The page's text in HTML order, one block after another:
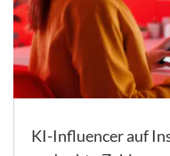
KI-Influencer auf